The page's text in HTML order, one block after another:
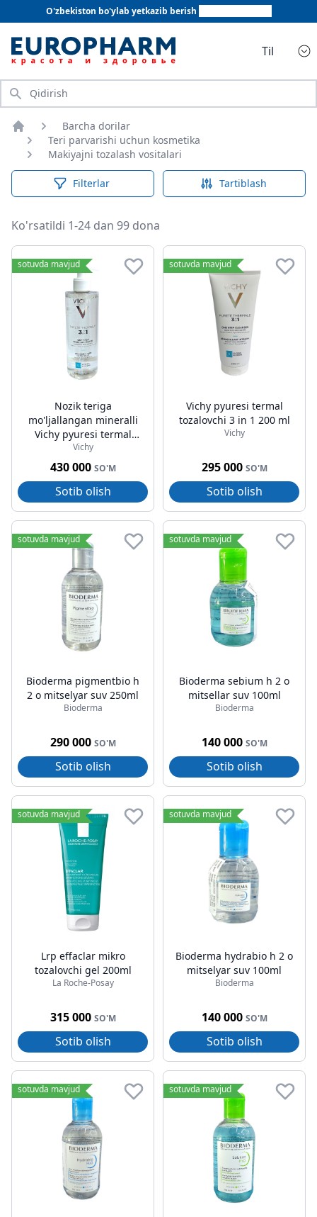
O'zbekiston bo'ylab yetkazib berish
Til
Qidirish
Bosh sahifa
Barcha dorilar
Teri parvarishi uchun kosmetika
Makiyajni tozalash vositalari
Filterlar Tartiblash
Ko'rsatildi 1-24 dan 99 dona
Makiyajni tozalash vositalari
sotuvda mavjud
Nozik teriga
mo'ljallangan mineralli
Vichy pyuresi termal
mitsellar suvi 400 ml
Vichy
430 000 SO'M
Sotib olish
sotuvda mavjud
Vichy pyuresi termal
tozalovchi 3 in 1 200 ml
Vichy
295 000 SO'M
Sotib olish
sotuvda mavjud
Bioderma pigmentbio h
2 o mitselyar suv 250ml
Bioderma
290 000 SO'M
Sotib olish
sotuvda mavjud
Bioderma sebium h 2 o
mitsellar suv 100ml
Bioderma
140 000 SO'M
Sotib olish
sotuvda mavjud
Lrp effaclar mikro
tozalovchi gel 200ml
La Roche-Posay
315 000 SO'M
Sotib olish
sotuvda mavjud
Bioderma hydrabio h 2 o
mitselyar suv 100ml
Bioderma
140 000 SO'M
Sotib olish
sotuvda mavjud sotuvda mavjud